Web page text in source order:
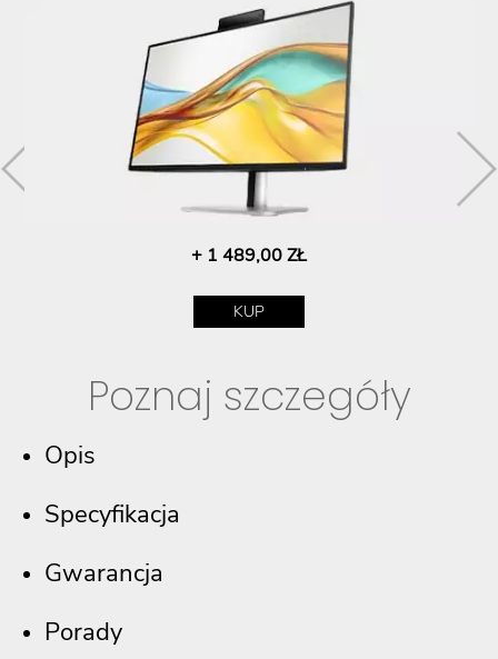
+ 1 489,00 ZŁ
KUP
Poznaj szczegóły
Opis
Specyfikacja
Gwarancja
Porady